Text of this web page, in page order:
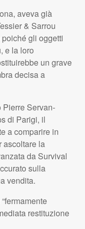
aveva già
& Sarrou
gli oggetti
e la loro
un grave
decisa a
Pierre Servan-
di Parigi, il
a comparire in
ascoltare la
da Survival
sulla
vendita.
restituzione